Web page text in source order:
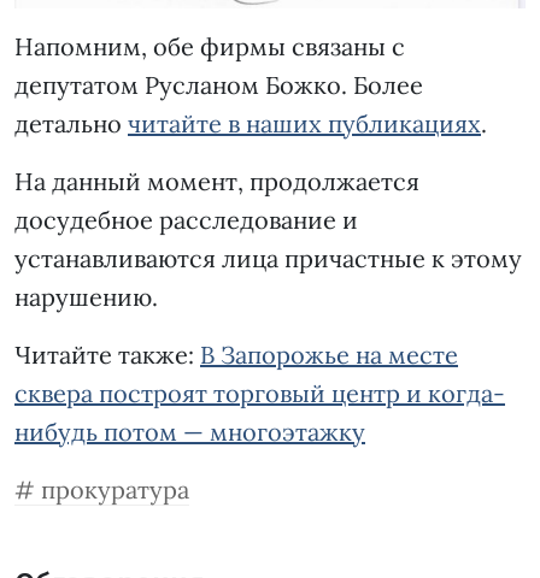
Напомним, обе фирмы связаны с
депутатом Русланом Божко. Более
детально читайте в наших публикациях.
На данный момент, продолжается
досудебное расследование и
устанавливаются лица причастные к этому
нарушению.
Читайте также: В Запорожье на месте
сквера построят торговый центр и когда-
нибудь потом — многоэтажку
прокуратура